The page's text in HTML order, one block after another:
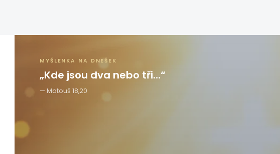
MYŠLENKA NA DNEŠEK
„Kde jsou dva nebo tři…“
Matouš 18,20